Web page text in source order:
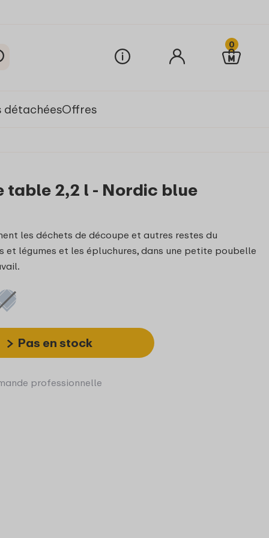
0
détachéesOffres
table 2,2 l - Nordic blue
les déchets de découpe et autres restes du
et légumes et les épluchures, dans une petite poubelle
Pas en stock
professionnelle